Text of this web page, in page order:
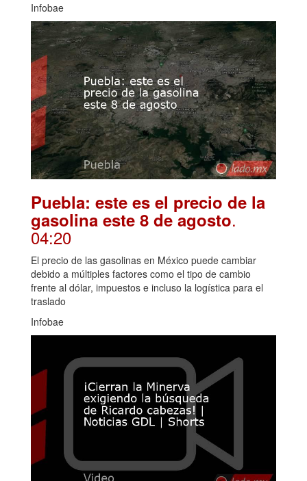
Infobae
Puebla: este es el precio de la
gasolina este 8 de agosto.
04:20
El precio de las gasolinas en México puede cambiar
debido a múltiples factores como el tipo de cambio
frente al dólar, impuestos e incluso la logística para el
traslado
Infobae